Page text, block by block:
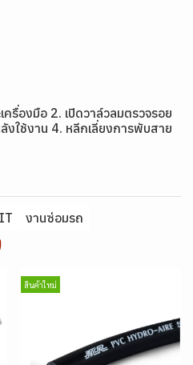
รื่องมือ 2. เปิดวาล์วลมตรวจรอย
งใช้งาน 4. หลีกเลี่ยงการพับสาย
งานซ่อมรถ
สินค้าใหม่